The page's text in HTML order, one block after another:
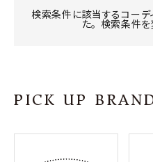
プライバシーポリシー
検索条件に該当するコーデ
た。 検索条件を
PICK UP